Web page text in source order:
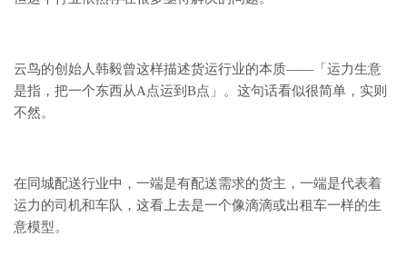
云鸟的创始人韩毅曾这样描述货运行业的本质——「运力生意
是指，把一个东西从A点运到B点」。这句话看似很简单，实则
不然。
在同城配送行业中，一端是有配送需求的货主，一端是代表着
运力的司机和车队，这看上去是一个像滴滴或出租车一样的生
意模型。